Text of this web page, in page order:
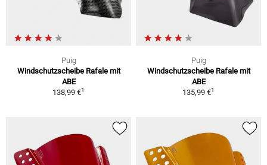
Puig
Windschutzscheibe Rafale mit
ABE
138,99 €1
Puig
Windschutzscheibe Rafale mit
ABE
135,99 €1